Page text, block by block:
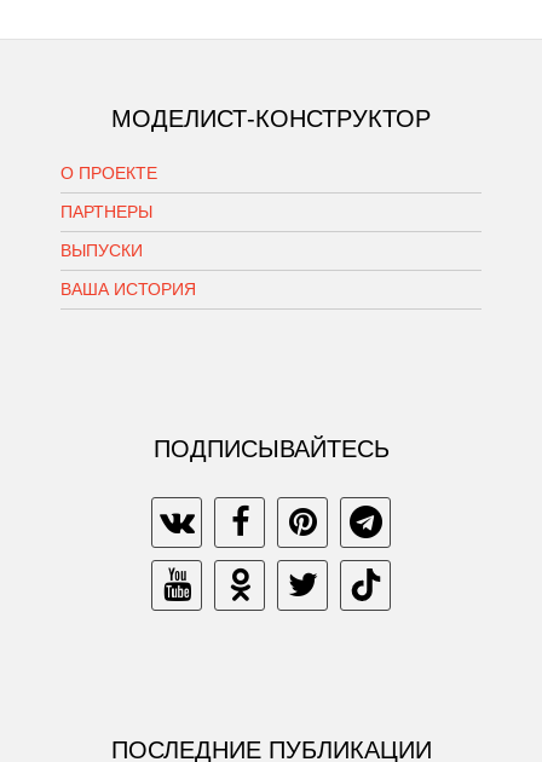
МОДЕЛИСТ-КОНСТРУКТОР
О ПРОЕКТЕ
ПАРТНЕРЫ
ВЫПУСКИ
ВАША ИСТОРИЯ
ПОДПИСЫВАЙТЕСЬ
ПОСЛЕДНИЕ ПУБЛИКАЦИИ